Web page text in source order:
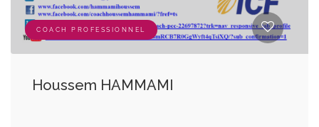
COACH PROFESSIONNEL
Houssem HAMMAMI